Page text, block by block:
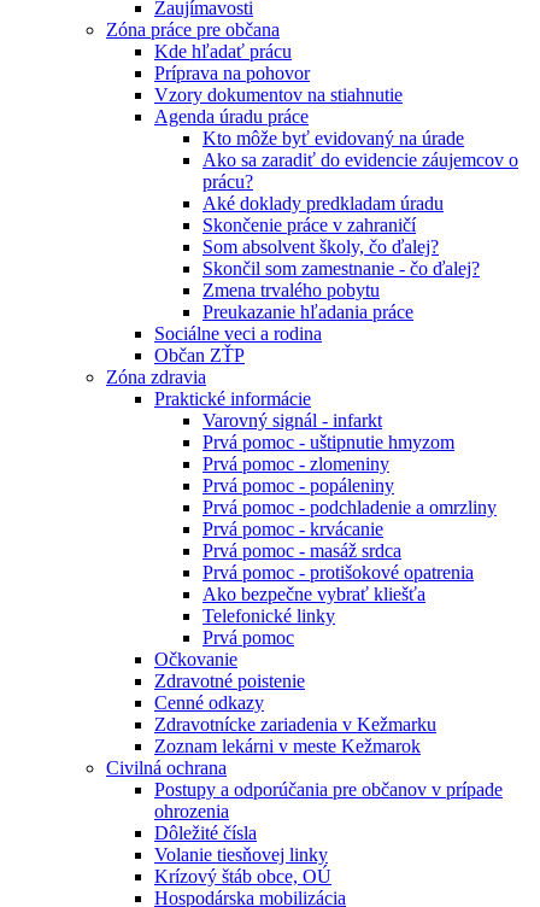
Zaujímavosti
Zóna práce pre občana
Kde hľadať prácu
Príprava na pohovor
Vzory dokumentov na stiahnutie
Agenda úradu práce
Kto môže byť evidovaný na úrade
Ako sa zaradiť do evidencie záujemcov o
prácu?
Aké doklady predkladam úradu
Skončenie práce v zahraničí
Som absolvent školy, čo ďalej?
Skončil som zamestnanie - čo ďalej?
Zmena trvalého pobytu
Preukazanie hľadania práce
Sociálne veci a rodina
Občan ZŤP
Zóna zdravia
Praktické informácie
Varovný signál - infarkt
Prvá pomoc - uštipnutie hmyzom
Prvá pomoc - zlomeniny
Prvá pomoc - popáleniny
Prvá pomoc - podchladenie a omrzliny
Prvá pomoc - krvácanie
Prvá pomoc - masáž srdca
Prvá pomoc - protišokové opatrenia
Ako bezpečne vybrať kliešťa
Telefonické linky
Prvá pomoc
Očkovanie
Zdravotné poistenie
Cenné odkazy
Zdravotnícke zariadenia v Kežmarku
Zoznam lekárni v meste Kežmarok
Civilná ochrana
Postupy a odporúčania pre občanov v prípade
ohrozenia
Dôležité čísla
Volanie tiesňovej linky
Krízový štáb obce, OÚ
Hospodárska mobilizácia